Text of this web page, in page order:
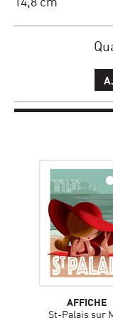
AFFICHE
St-Palais sur